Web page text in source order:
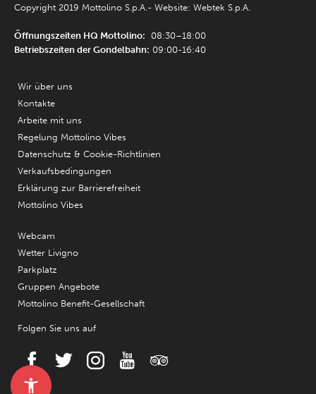
Copyright 2019 Mottolino S.p.A.- Website: Webtek S.p.A.
Öffnungszeiten HQ Mottolino: 08:30–18:00
Betriebszeiten der Gondelbahn: 09:00-16:40
Wir über uns
Kontakte
Arbeite mit uns
Regelung Mottolino Vibes
Datenschutz & Cookie-Richtlinien
Verkaufsbedingungen
Erklärung zur Barrierefreiheit
Mottolino Vibes
Webcam
Wetter Livigno
Parkplatz
Gruppen Angebote
Mottolino Benefit-Gesellschaft
Folgen Sie uns auf